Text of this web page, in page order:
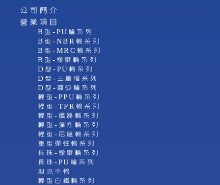
公司簡介
營業項目
B型-PU輪系列
B型-NBR輪系列
B型-MRC輪系列
B型-橡膠輪系列
D型-PU輪系列
D型-三星輪系列
D型-圓弧輪系列
輕型-PPU輪系列
輕型-TPR輪系列
輕型-儀器輪系列
輕型-彈性輪系列
輕型-尼龍輪系列
重型彈性輪系列
長珠-橡膠輪系列
長珠-PU輪系列
坦克車輪
輕型白鐵輪系列